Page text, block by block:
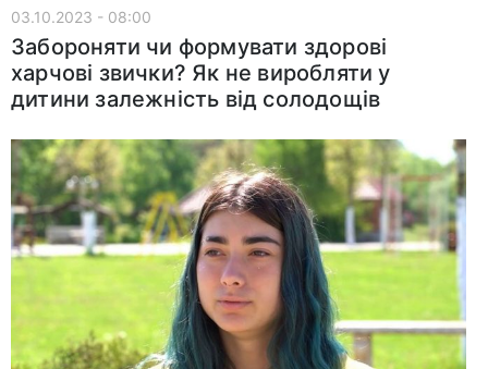
03.10.2023 - 08:00
Забороняти чи формувати здорові
харчові звички? Як не виробляти у
дитини залежність від солодощів